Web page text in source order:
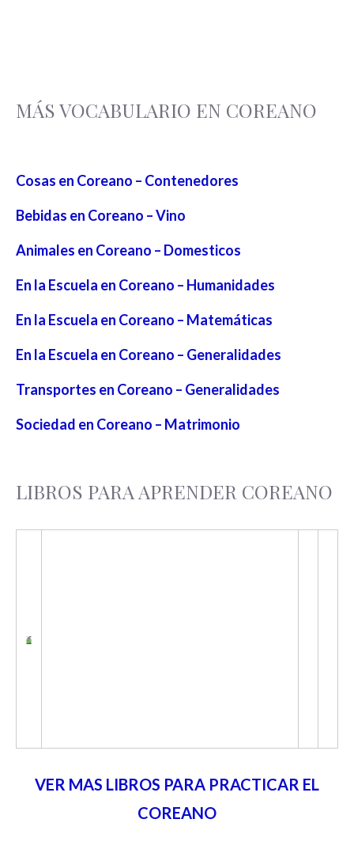
MÁS VOCABULARIO EN COREANO
Cosas en Coreano – Contenedores
Bebidas en Coreano – Vino
Animales en Coreano – Domesticos
En la Escuela en Coreano – Humanidades
En la Escuela en Coreano – Matemáticas
En la Escuela en Coreano – Generalidades
Transportes en Coreano – Generalidades
Sociedad en Coreano – Matrimonio
LIBROS PARA APRENDER COREANO
VER MAS LIBROS PARA PRACTICAR EL
COREANO